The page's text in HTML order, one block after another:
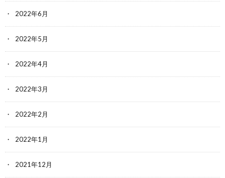
2022年6月
2022年5月
2022年4月
2022年3月
2022年2月
2022年1月
2021年12月